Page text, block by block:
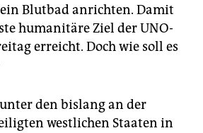
Blutbad anrichten. Damit
humanitäre Ziel der UNO-
erreicht. Doch wie soll es
den bislang an der
westlichen Staaten in